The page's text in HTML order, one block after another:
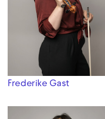
Frederike Gast